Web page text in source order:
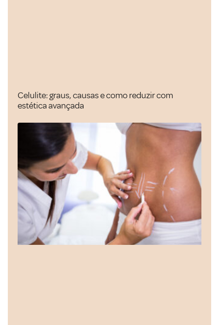
Celulite: graus, causas e como reduzir com
estética avançada